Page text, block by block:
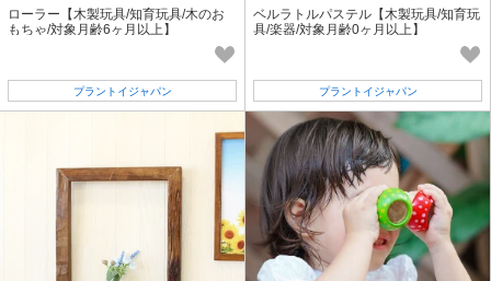
ローラー【木製玩具/知育玩具/木のお
もちゃ/対象月齢6ヶ月以上】
プラントイジャパン
ベルラトルパステル【木製玩具/知育玩
具/楽器/対象月齢0ヶ月以上】
プラントイジャパン